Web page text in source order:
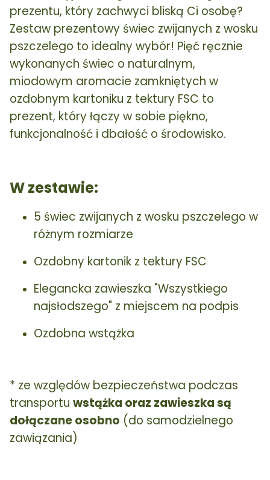
prezentu, który zachwyci bliską Ci osobę?
Zestaw prezentowy świec zwijanych z wosku
pszczelego to idealny wybór! Pięć ręcznie
wykonanych świec o naturalnym,
miodowym aromacie zamkniętych w
ozdobnym kartoniku z tektury FSC to
prezent, który łączy w sobie piękno,
funkcjonalność i dbałość o środowisko.
W zestawie:
5 świec zwijanych z wosku pszczelego w
różnym rozmiarze
Ozdobny kartonik z tektury FSC
Elegancka zawieszka "Wszystkiego
najsłodszego" z miejscem na podpis
Ozdobna wstążka
* ze względów bezpieczeństwa podczas
transportu wstążka oraz zawieszka są
dołączane osobno (do samodzielnego
zawiązania)